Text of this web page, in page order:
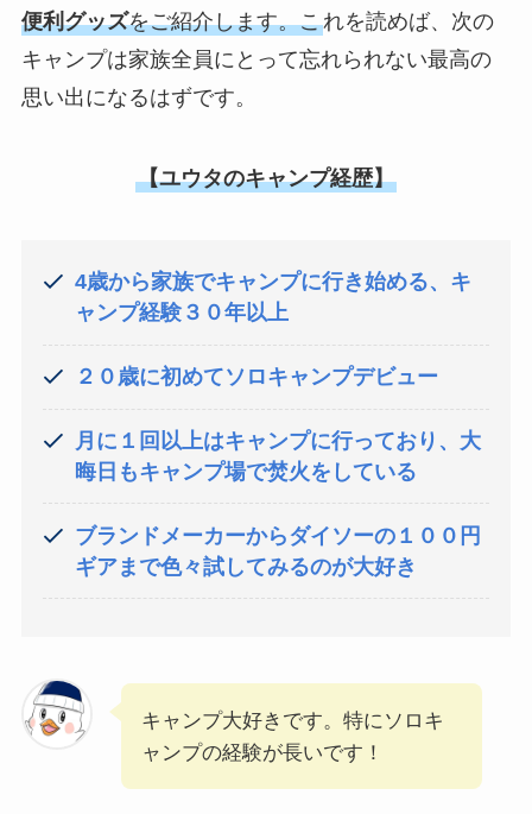
便利グッズをご紹介します。これを読めば、次の
キャンプは家族全員にとって忘れられない最高の
思い出になるはずです。
【ユウタのキャンプ経歴】
4歳から家族でキャンプに行き始める、キ
ャンプ経験３０年以上
２０歳に初めてソロキャンプデビュー
月に１回以上はキャンプに行っており、大
晦日もキャンプ場で焚火をしている
ブランドメーカーからダイソーの１００円
ギアまで色々試してみるのが大好き
キャンプ大好きです。特にソロキ
ャンプの経験が長いです！